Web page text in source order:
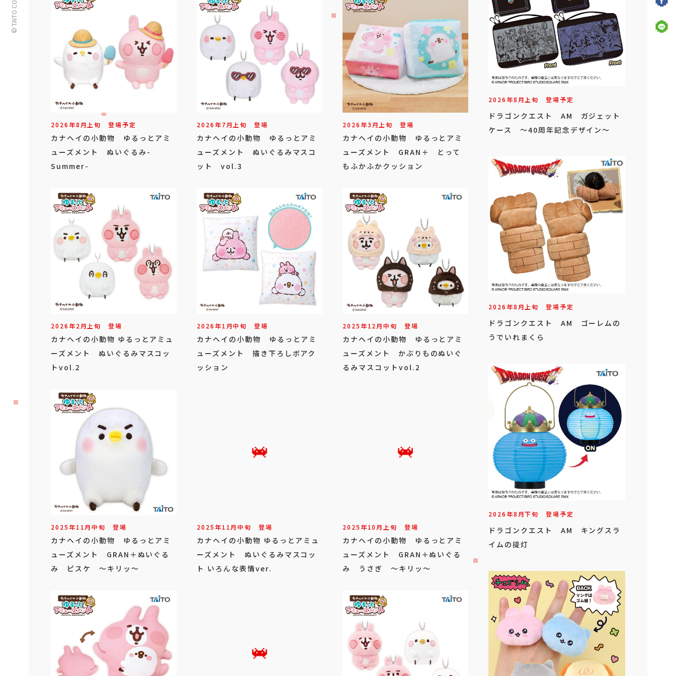
2026年8月上旬 登場予定
カナヘイの小動物 ゆるっとアミ
ューズメント ぬいぐるみ-
Summer-
2026年7月上旬 登場
カナヘイの小動物 ゆるっとアミ
ューズメント ぬいぐるみマスコ
ット vol.3
2026年3月上旬 登場
カナヘイの小動物 ゆるっとアミ
ューズメント GRAN＋ とって
もふかふかクッション
2026年2月上旬 登場
カナヘイの小動物 ゆるっとアミュ
ーズメント ぬいぐるみマスコッ
トvol.2
2026年1月中旬 登場
カナヘイの小動物 ゆるっとアミ
ューズメント 描き下ろしボアク
ッション
2025年12月中旬 登場
カナヘイの小動物 ゆるっとアミ
ューズメント かぶりものぬいぐ
るみマスコットvol.2
2025年11月中旬 登場
カナヘイの小動物 ゆるっとアミ
ューズメント GRAN＋ぬいぐる
み ピスケ ～キリッ～
2025年11月中旬 登場
カナヘイの小動物 ゆるっとアミュ
ーズメント ぬいぐるみマスコッ
ト いろんな表情ver.
2025年10月上旬 登場
カナヘイの小動物 ゆるっとアミ
ューズメント GRAN＋ぬいぐる
み うさぎ ～キリッ～
2026年8月上旬 登場予定
ドラゴンクエスト AM ガジェット
ケース ～40周年記念デザイン～
2026年8月上旬 登場予定
ドラゴンクエスト AM ゴーレムの
うでいれまくら
2026年8月下旬 登場予定
ドラゴンクエスト AM キングスラ
イムの提灯